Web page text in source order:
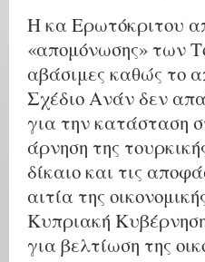
Η κα Ερωτόκριτου
«απομόνωσης» των
αβάσιμες καθώς το
Σχέδιο Ανάν δεν
για την κατάσταση
άρνηση της
δίκαιο και τις
αιτία της
Κυπριακή
για βελτίωση της